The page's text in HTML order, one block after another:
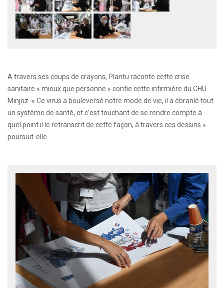
A travers ses coups de crayons, Plantu raconte cette crise
sanitaire « mieux que personne » confie cette infirmière du CHU
Minjoz. « Ce virus a bouleversé notre mode de vie, il a ébranlé tout
un système de santé, et c’est touchant de se rendre compte à
quel point il le retranscrit de cette façon, à travers ces dessins »
poursuit-elle.